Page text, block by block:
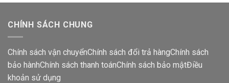
CHÍNH SÁCH CHUNG
Chính sách vận chuyểnChính sách đổi trả hàngChính sách
bảo hànhChính sách thanh toánChính sách bảo mậtĐiều
khoản sử dụng